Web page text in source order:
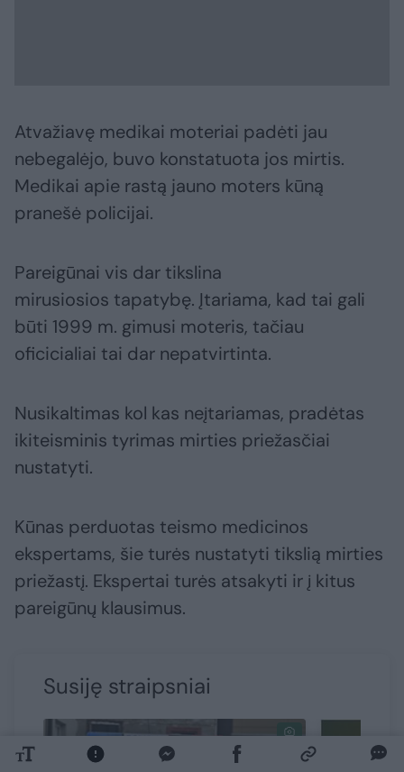
Atvažiavę medikai moteriai padėti jau
nebegalėjo, buvo konstatuota jos mirtis.
Medikai apie rastą jauno moters kūną
pranešė policijai.
Pareigūnai vis dar tikslina
mirusiosios tapatybę. Įtariama, kad tai gali
būti 1999 m. gimusi moteris, tačiau
oficicialiai tai dar nepatvirtinta.
Nusikaltimas kol kas neįtariamas, pradėtas
ikiteisminis tyrimas mirties priežasčiai
nustatyti.
Kūnas perduotas teismo medicinos
ekspertams, šie turės nustatyti tikslią mirties
priežastį. Ekspertai turės atsakyti ir į kitus
pareigūnų klausimus.
Susiję straipsniai